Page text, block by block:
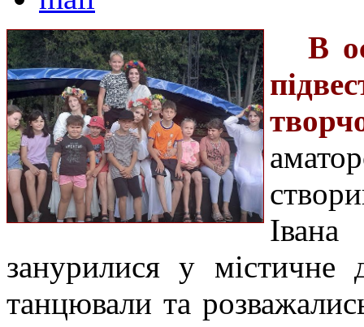
В
занурилися у містичне
танцювали та